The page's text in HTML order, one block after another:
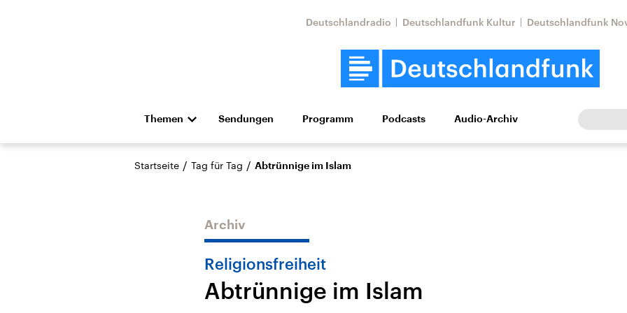
Deutschlandradio Deutschlandfunk Kultur Deutschlandfunk
Themen
Die Nachrichten Politik Wirtschaft Wissen Kultur Europa
Hörspiel und Feature Musik
Landtagswahl Sachsen-
USA
Aktuelle Beiträge,
Nahostkonflikt
Sendungen Programm Podcasts Audio-Archiv
Startseite / Tag für Tag / Abtrünnige im Islam
Archiv
Religionsfreiheit
Abtrünnige im Islam